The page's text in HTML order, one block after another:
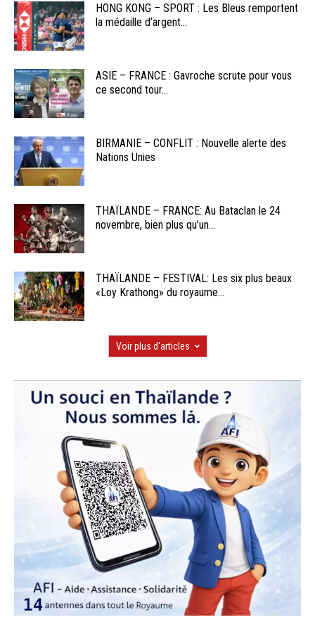
HONG KONG – SPORT : Les Bleus remportent
la médaille d’argent...
ASIE – FRANCE : Gavroche scrute pour vous
ce second tour...
BIRMANIE – CONFLIT : Nouvelle alerte des
Nations Unies
THAÏLANDE – FRANCE: Au Bataclan le 24
novembre, bien plus qu’un...
THAÏLANDE – FESTIVAL: Les six plus beaux
«Loy Krathong» du royaume...
Voir plus d'articles